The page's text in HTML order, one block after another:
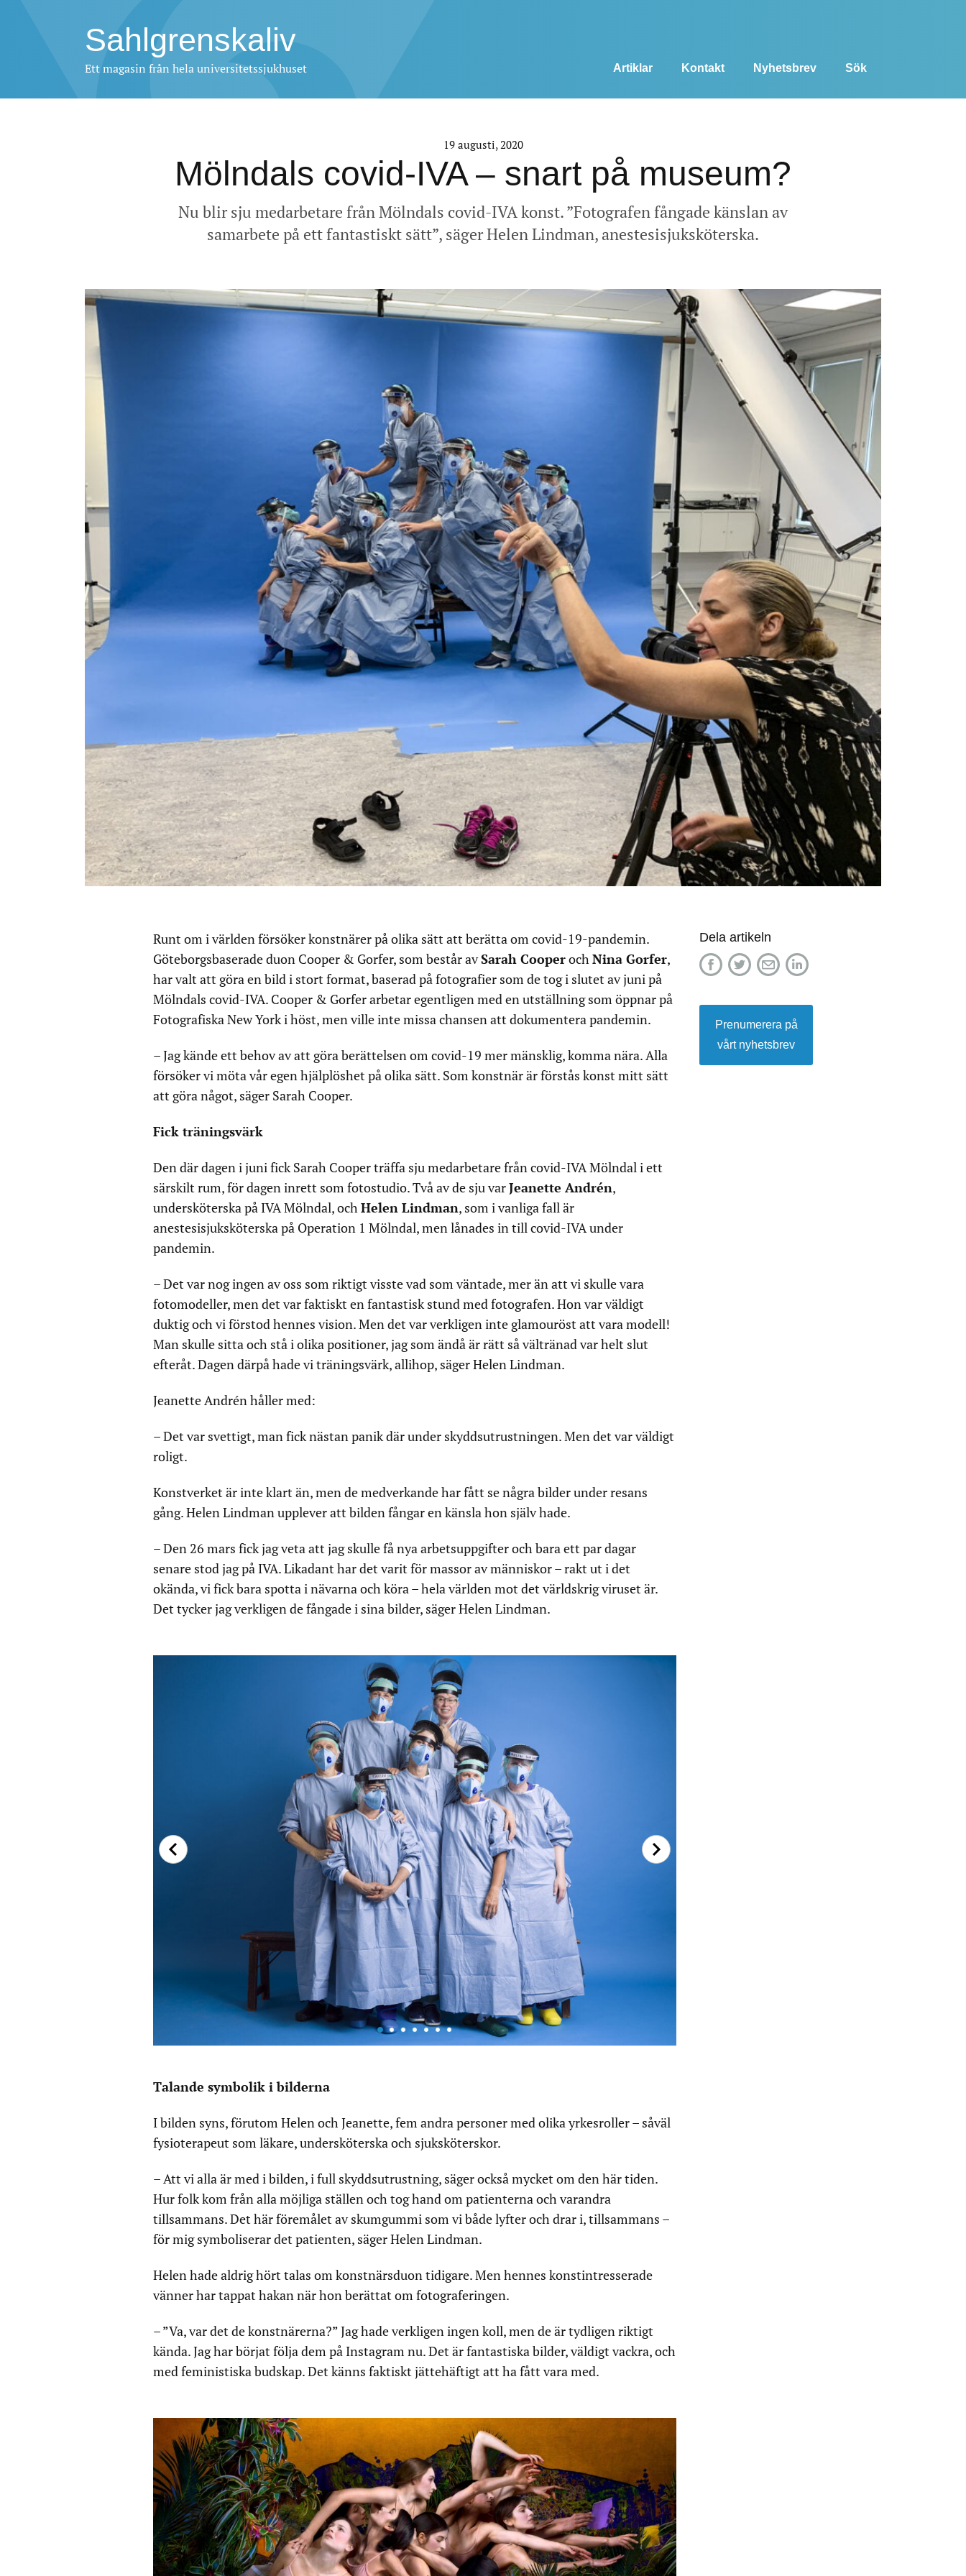
Sahlgrenskaliv
Ett magasin från hela universitetssjukhuset Artiklar Kontakt Nyhetsbrev Sök
19 augusti, 2020
Mölndals covid-IVA – snart på museum?
Nu blir sju medarbetare från Mölndals covid-IVA konst. ”Fotografen fångade känslan av
samarbete på ett fantastiskt sätt”, säger Helen Lindman, anestesisjuksköterska.
Runt om i världen försöker konstnärer på olika sätt att berätta om covid-19-pandemin.
Göteborgsbaserade duon Cooper & Gorfer, som består avSarah CooperochNina Gorfer,
har valt att göra en bild i stort format, baserad på fotografier som de tog i slutet av juni på
Mölndals covid-IVA. Cooper & Gorfer arbetar egentligen med en utställning som öppnar på
Fotografiska New York i höst, men ville inte missa chansen att dokumentera pandemin.
– Jag kände ett behov av att göra berättelsen om covid-19 mer mänsklig, komma nära. Alla
försöker vi möta vår egen hjälplöshet på olika sätt. Som konstnär är förstås konst mitt sätt
att göra något, säger Sarah Cooper.
Fick träningsvärk
Den där dagen i juni fick Sarah Cooper träffa sju medarbetare från covid-IVA Mölndal i ett
särskilt rum, för dagen inrett som fotostudio. Två av de sju varJeanette Andrén,
undersköterska på IVA Mölndal, ochHelen Lindman, som i vanliga fall är
anestesisjuksköterska på Operation 1 Mölndal, men lånades in till covid-IVA under
pandemin.
– Det var nog ingen av oss som riktigt visste vad som väntade, mer än att vi skulle vara
fotomodeller, men det var faktiskt en fantastisk stund med fotografen. Hon var väldigt
duktig och vi förstod hennes vision. Men det var verkligen inte glamouröst att vara modell!
Man skulle sitta och stå i olika positioner, jag som ändå är rätt så vältränad var helt slut
efteråt. Dagen därpå hade vi träningsvärk, allihop, säger Helen Lindman.
Jeanette Andrén håller med:
– Det var svettigt, man fick nästan panik där under skyddsutrustningen. Men det var väldigt
roligt.
Konstverket är inte klart än, men de medverkande har fått se några bilder under resans
gång. Helen Lindman upplever att bilden fångar en känsla hon själv hade.
– Den 26 mars fick jag veta att jag skulle få nya arbetsuppgifter och bara ett par dagar
senare stod jag på IVA. Likadant har det varit för massor av människor – rakt ut i det
okända, vi fick bara spotta i nävarna och köra – hela världen mot det världskrig viruset är.
Det tycker jag verkligen de fångade i sina bilder, säger Helen Lindman.
Talande symbolik i bilderna
I bilden syns, förutom Helen och Jeanette, fem andra personer med olika yrkesroller – såväl
fysioterapeut som läkare, undersköterska och sjuksköterskor.
– Att vi alla är med i bilden, i full skyddsutrustning, säger också mycket om den här tiden.
Hur folk kom från alla möjliga ställen och tog hand om patienterna och varandra
tillsammans. Det här föremålet av skumgummi som vi både lyfter och drar i, tillsammans –
för mig symboliserar det patienten, säger Helen Lindman.
Helen hade aldrig hört talas om konstnärsduon tidigare. Men hennes konstintresserade
vänner har tappat hakan när hon berättat om fotograferingen.
– ”Va, var det de konstnärerna?” Jag hade verkligen ingen koll, men de är tydligen riktigt
kända. Jag har börjat följa dem på Instagram nu. Det är fantastiska bilder, väldigt vackra, och
med feministiska budskap. Det känns faktiskt jättehäftigt att ha fått vara med.
Dela artikeln
Prenumerera på
vårt nyhetsbrev